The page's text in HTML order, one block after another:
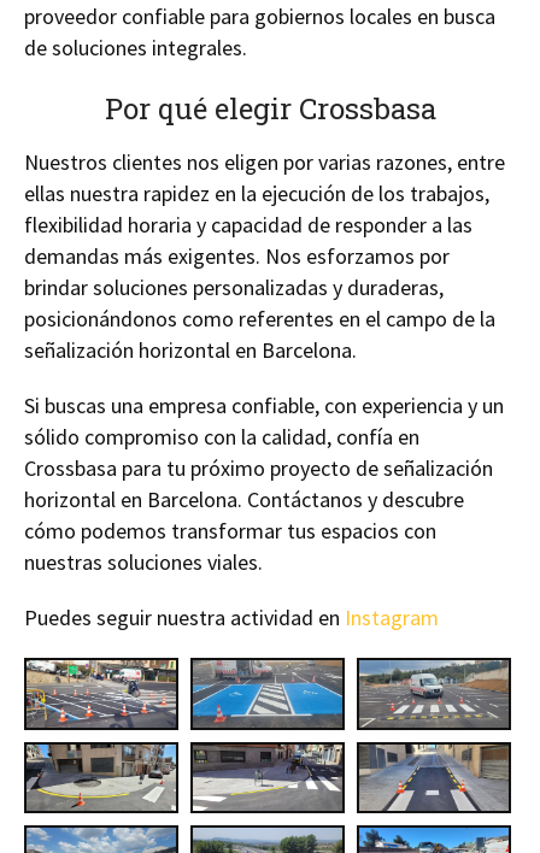
proveedor confiable para gobiernos locales en busca
de soluciones integrales.
Por qué elegir Crossbasa
Nuestros clientes nos eligen por varias razones, entre
ellas nuestra rapidez en la ejecución de los trabajos,
flexibilidad horaria y capacidad de responder a las
demandas más exigentes. Nos esforzamos por
brindar soluciones personalizadas y duraderas,
posicionándonos como referentes en el campo de la
señalización horizontal en Barcelona.
Si buscas una empresa confiable, con experiencia y un
sólido compromiso con la calidad, confía en
Crossbasa para tu próximo proyecto de señalización
horizontal en Barcelona. Contáctanos y descubre
cómo podemos transformar tus espacios con
nuestras soluciones viales.
Puedes seguir nuestra actividad en Instagram